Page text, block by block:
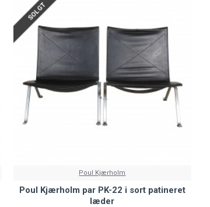
SOLGT
Poul Kjærholm
Poul Kjærholm par PK-22 i sort patineret
læder